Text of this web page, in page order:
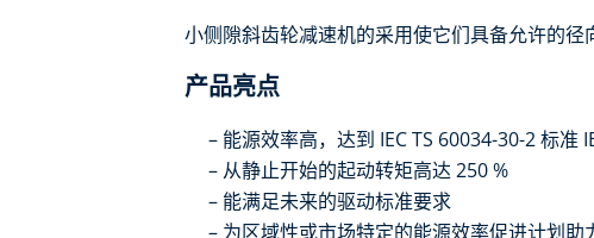
小侧隙斜齿轮减速机的采用使它们具备允许的径
产品亮点
能源效率高，达到 IEC TS 60034-30-2 标准
从静止开始的起动转矩高达 250 %
能满足未来的驱动标准要求
为区域性或市场特定的能源效率促进计划助